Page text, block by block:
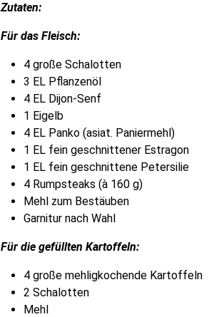
Zutaten:
Für das Fleisch:
4 große Schalotten
3 EL Pflanzenöl
4 EL Dijon-Senf
1 Eigelb
4 EL Panko (asiat. Paniermehl)
1 EL fein geschnittener Estragon
1 EL fein geschnittene Petersilie
4 Rumpsteaks (à 160 g)
Mehl zum Bestäuben
Garnitur nach Wahl
Für die gefüllten Kartoffeln:
4 große mehligkochende Kartoffeln
2 Schalotten
Mehl